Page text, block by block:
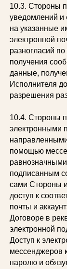
10.3. Стороны
уведомлений и
на указанные
электронной
разногласий
получения
данные,
Исполнителя
разрешения
10.4. Стороны
электронными
помощью
подписанным
сами Стороны
доступ к
почты и
Договоре в
электронной
Доступ к
мессенджеров
паролю и